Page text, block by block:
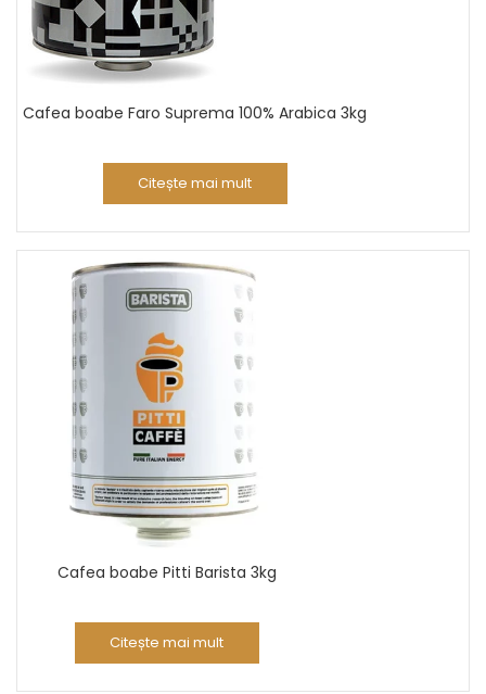
Cafea boabe Faro Suprema 100% Arabica 3kg
Citește mai mult
Cafea boabe Pitti Barista 3kg
Citește mai mult